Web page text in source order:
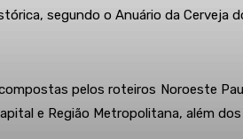
segundo o Anuário da Cerveja
pelos roteiros Noroeste
e Região Metropolitana, além